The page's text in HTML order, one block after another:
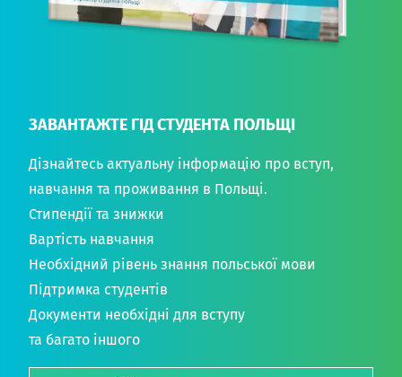
ЗАВАНТАЖТЕ ГІД СТУДЕНТА ПОЛЬЩІ
Дізнайтесь актуальну інформацію про вступ,
навчання та проживання в Польщі.
Стипендії та знижки
Вартість навчання
Необхідний рівень знання польської мови
Підтримка студентів
Документи необхідні для вступу
та багато іншого